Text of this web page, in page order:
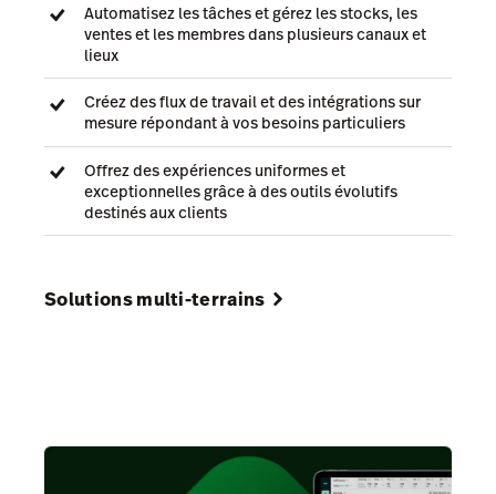
Automatisez les tâches et gérez les stocks, les
ventes et les membres dans plusieurs canaux et
lieux
Créez des flux de travail et des intégrations sur
mesure répondant à vos besoins particuliers
Offrez des expériences uniformes et
exceptionnelles grâce à des outils évolutifs
destinés aux clients
Solutions multi-terrains